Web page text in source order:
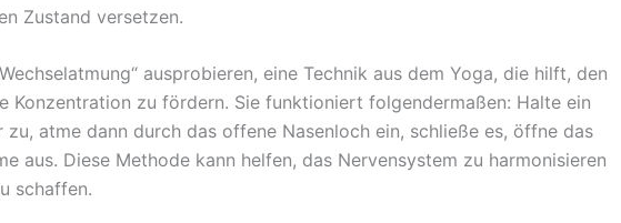
Zustand versetzen.
ausprobieren, eine Technik aus dem Yoga, die hilft, den
Konzentration zu fördern. Sie funktioniert folgendermaßen: Halte ein
zu, atme dann durch das offene Nasenloch ein, schließe es, öffne das
aus. Diese Methode kann helfen, das Nervensystem zu harmonisieren
schaffen.